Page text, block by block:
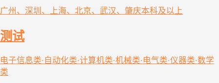
广州、深圳、上海、北京、武汉、肇庆本科及以上
测试
电子信息类·自动化类·计算机类·机械类·电气类·仪器类·数学
类